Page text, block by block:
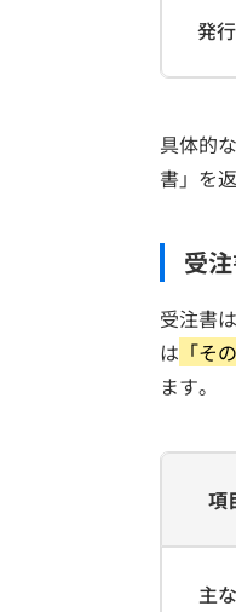
発
具体的
書」を
受
受注書は
は 「そ
ます。
項
主